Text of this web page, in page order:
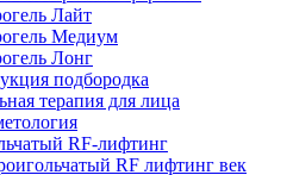
Лайт
Медиум
Лонг
подбородка
терапия для лица
RF-лифтинг
RF лифтинг век